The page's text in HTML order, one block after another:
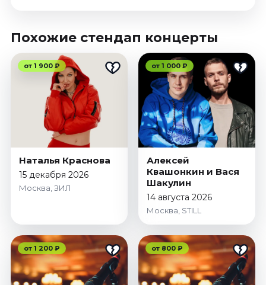
Похожие стендап концерты
от 1 900 ₽
Наталья Краснова
15 декабря 2026
Москва, ЗИЛ
от 1 000 ₽
Алексей
Квашонкин и Вася
Шакулин
14 августа 2026
Москва, STILL
от 1 200 ₽ от 800 ₽